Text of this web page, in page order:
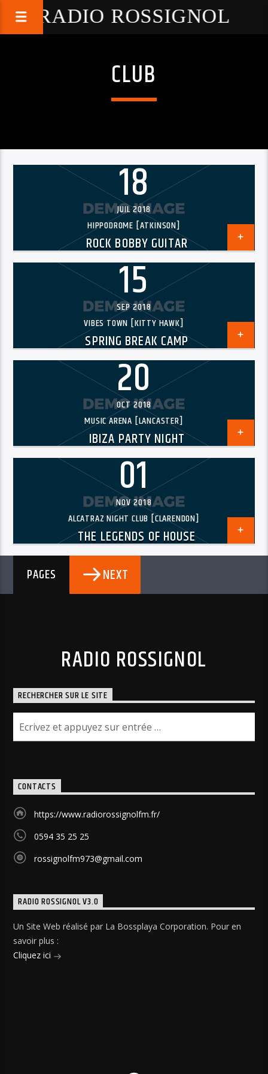
RADIO ROSSIGNOL
CLUB
18
JUIL 2018
HIPPODROME [ATKINSON]
ROCK BOBBY GUITAR
15
SEP 2018
VIBES TOWN [KITTY HAWK]
SPRING BREAK CAMP
20
OCT 2018
MUSIC ARENA [LANCASTER]
IBIZA PARTY NIGHT
01
NOV 2018
ALCATRAZ NIGHT CLUB [CLARENDON]
THE LEGENDS OF HOUSE
PAGES NEXT
RADIO ROSSIGNOL
RECHERCHER SUR LE SITE
CONTACTS
https://www.radiorossignolfm.fr/
0594 35 25 25
rossignolfm973@gmail.com
RADIO ROSSIGNOL V3.0
Un Site Web réalisé par La Bossplaya Corporation. Pour en
savoir plus :
Cliquez ici